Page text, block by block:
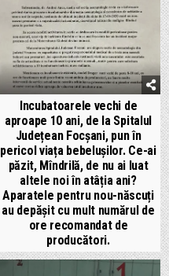
Incubatoarele vechi de
aproape 10 ani, de la Spitalul
Județean Focșani, pun în
pericol viața bebelușilor. Ce-ai
păzit, Mîndrilă, de nu ai luat
altele noi în atâția ani?
Aparatele pentru nou-născuți
au depășit cu mult numărul de
ore recomandat de
producători.